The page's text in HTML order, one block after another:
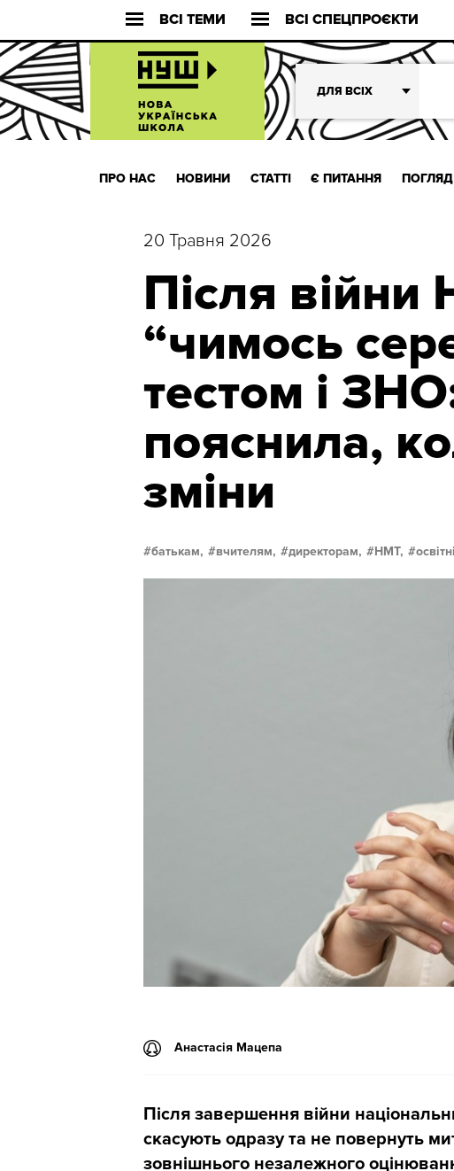
ВСІ ТЕМИ ВСІ СПЕЦПРОЄКТИ
ДЛЯ ВСІХ
ПРО НАС НОВИНИ СТАТТІ Є ПИТАННЯ ПОГЛЯД
20 Травня 2026
Після війни
“чимось
тестом і
пояснила,
зміни
батькам, вчителям, директорам, НМТ,
Анастасія Мацепа
Після завершення війни
скасують одразу та не повернуть
зовнішнього незалежного